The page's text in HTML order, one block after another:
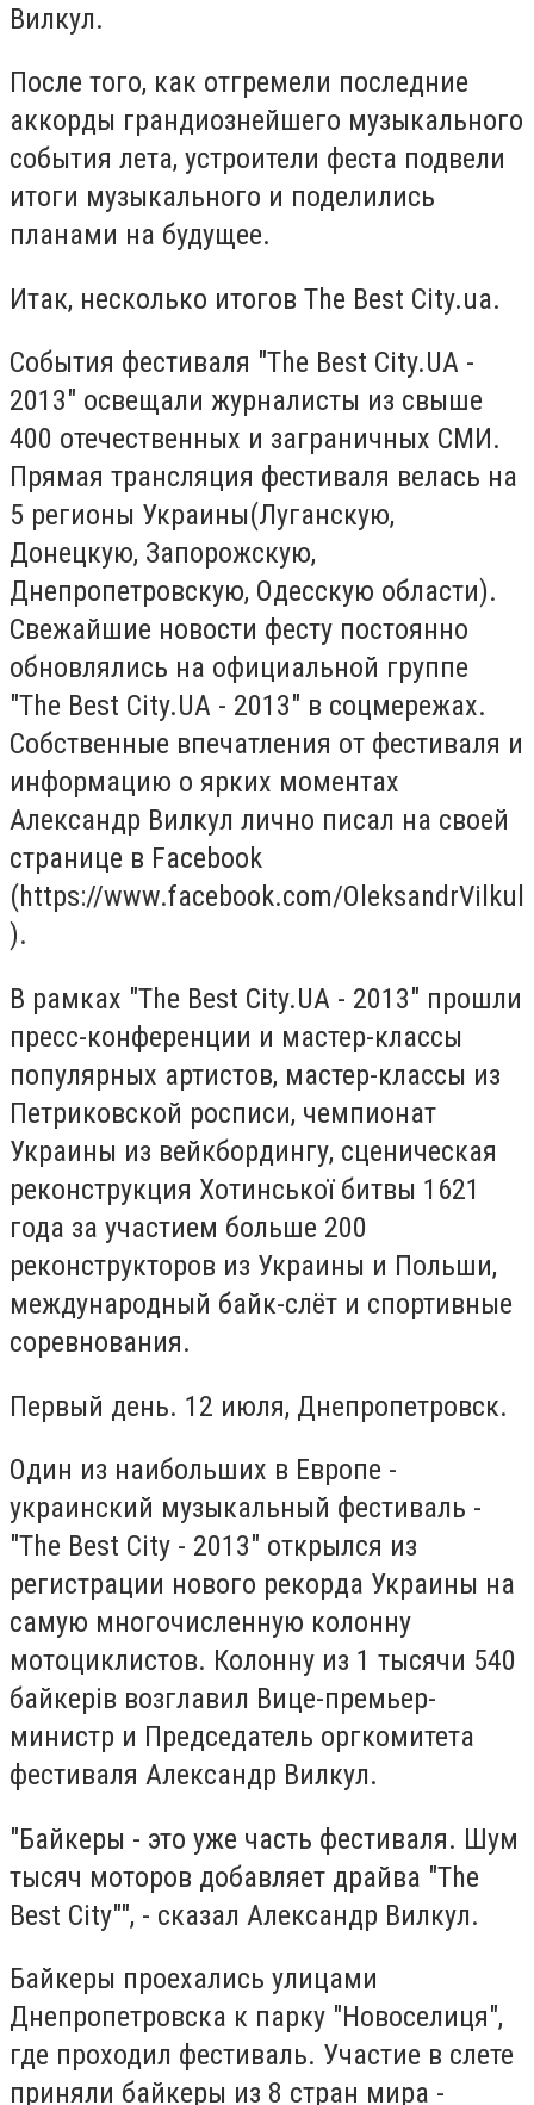
Вилкул.
После того, как отгремели последние
аккорды грандиознейшего музыкального
события лета, устроители феста подвели
итоги музыкального и поделились
планами на будущее.
Итак, несколько итогов The Best City.ua.
События фестиваля "The Best City.UA -
2013" освещали журналисты из свыше
400 отечественных и заграничных СМИ.
Прямая трансляция фестиваля велась на
5 регионы Украины(Луганскую,
Донецкую, Запорожскую,
Днепропетровскую, Одесскую области).
Свежайшие новости фесту постоянно
обновлялись на официальной группе
"The Best City.UA - 2013" в соцмережах.
Собственные впечатления от фестиваля и
информацию о ярких моментах
Александр Вилкул лично писал на своей
странице в Facebook
(https://www.facebook.com/OleksandrVilkul
).
В рамках "The Best City.UA - 2013" прошли
пресс-конференции и мастер-классы
популярных артистов, мастер-классы из
Петриковской росписи, чемпионат
Украины из вейкбордингу, сценическая
реконструкция Хотинської битвы 1621
года за участием больше 200
реконструкторов из Украины и Польши,
международный байк-слёт и спортивные
соревнования.
Первый день. 12 июля, Днепропетровск.
Один из наибольших в Европе -
украинский музыкальный фестиваль -
"The Best City - 2013" открылся из
регистрации нового рекорда Украины на
самую многочисленную колонну
мотоциклистов. Колонну из 1 тысячи 540
байкерів возглавил Вице-премьер-
министр и Председатель оргкомитета
фестиваля Александр Вилкул.
"Байкеры - это уже часть фестиваля. Шум
тысяч моторов добавляет драйва "The
Best City"", - сказал Александр Вилкул.
Байкеры проехались улицами
Днепропетровска к парку "Новоселиця",
где проходил фестиваль. Участие в слете
приняли байкеры из 8 стран мира -